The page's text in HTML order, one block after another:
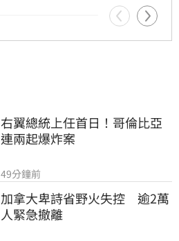
右翼總統上任首日！哥倫比亞
連兩起爆炸案
49分鐘前
加拿大卑詩省野火失控　逾2萬
人緊急撤離